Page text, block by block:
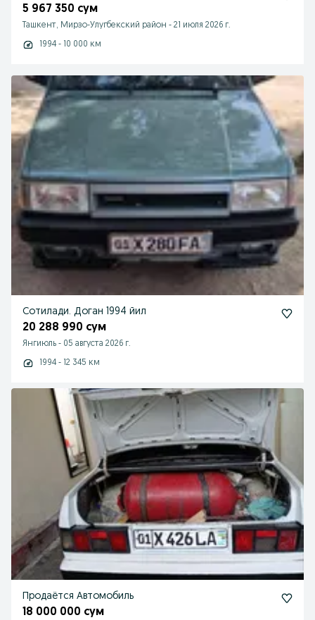
5 967 350 сум
Ташкент, Мирзо-Улугбекский район - 21 июля 2026 г.
1994 - 10 000 км
Сотилади. Доган 1994 йил
20 288 990 сум
Янгиюль - 05 августа 2026 г.
1994 - 12 345 км
Продаётся Автомобиль
18 000 000 сум